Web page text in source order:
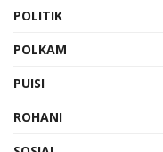
POLITIK
POLKAM
PUISI
ROHANI